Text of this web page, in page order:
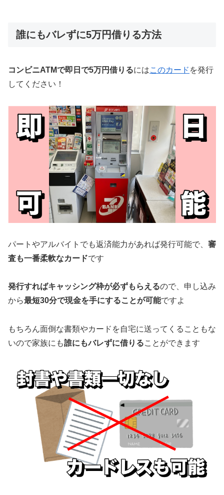
誰にもバレずに5万円借りる方法
コンビニATMで即日で5万円借りるにはこのカード を発行
してください！
パートやアルバイトでも返済能力があれば発行可能で、 審
査も一番柔軟なカードです
発行すればキャッシング枠が必ずもらえるので、申し込み
から最短30分で現金を手にすることが可能ですよ
もちろん面倒な書類やカードを自宅に送ってくることもな
いので家族にも誰にもバレずに借りることができます